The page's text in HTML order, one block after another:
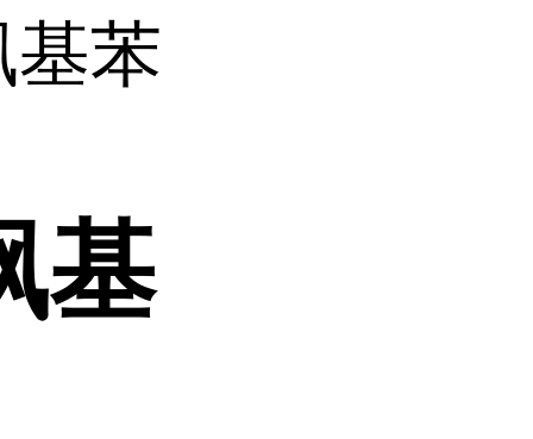
苯
基